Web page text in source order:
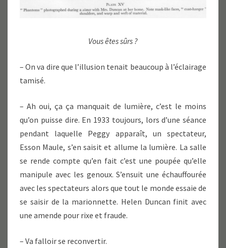
Vous êtes sûrs ?
– On va dire que l’illusion tenait beaucoup à l’éclairage
tamisé.
– Ah oui, ça ça manquait de lumière, c’est le moins
qu’on puisse dire. En 1933 toujours, lors d’une séance
pendant laquelle Peggy apparaît, un spectateur,
Esson Maule, s’en saisit et allume la lumière. La salle
se rende compte qu’en fait c’est une poupée qu’elle
manipule avec les genoux. S’ensuit une échauffourée
avec les spectateurs alors que tout le monde essaie de
se saisir de la marionnette. Helen Duncan finit avec
une amende pour rixe et fraude.
– Va falloir se reconvertir.